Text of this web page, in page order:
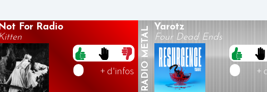
For Radio
+ d'infos RADIO
METAL Yarotz
Four Dead Ends
+